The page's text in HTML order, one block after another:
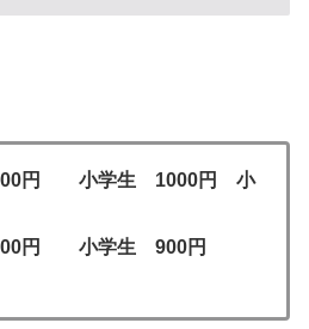
円 小学生 1000円 小
円 小学生 900円